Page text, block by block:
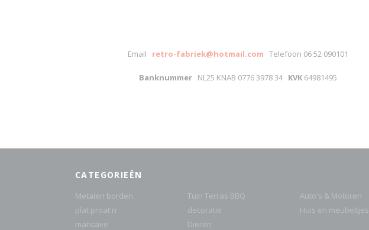
Email retro-fabriek@hotmail.com Telefoon 06 52 090101
Banknummer NL25 KNAB 0776 3978 34 KVK64981495
CATEGORIEËN
Metalen borden
plat proat'n
mancave
Tuin Terras BBQ
decoratie
Dieren
Auto's & Motoren
Huis en meubeltjes